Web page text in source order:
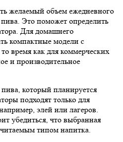
желаемый объем ежедневного
Это поможет определить
Для домашнего
компактные модели с
время как для коммерческих
и производительное
который планируется
подходят только для
элей или лагеров.
убедиться, что выбранная
типом напитка.